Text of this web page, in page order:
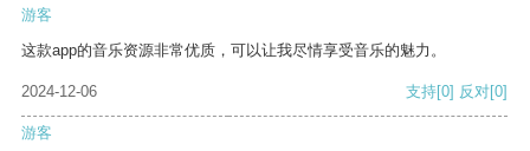
游客
这款app的音乐资源非常优质，可以让我尽情享受音乐的魅力。
2024-12-06 支持[0] 反对[0]
游客